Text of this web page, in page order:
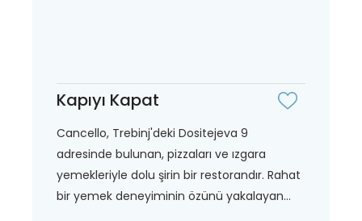
Kapıyı Kapat
Cancello, Trebinj'deki Dositejeva 9
adresinde bulunan, pizzaları ve ızgara
yemekleriyle dolu şirin bir restorandır. Rahat
bir yemek deneyiminin özünü yakalayan...